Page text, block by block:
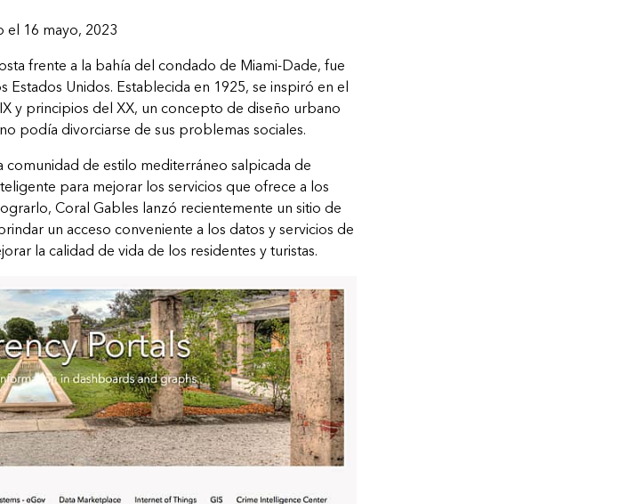
el 16 mayo, 2023
frente a la bahía del condado de Miami-Dade, fue
Unidos. Establecida en 1925, se inspiró en el
y principios del XX, un concepto de diseño urbano
podía divorciarse de sus problemas sociales.
de estilo mediterráneo salpicada de
para mejorar los servicios que ofrece a los
Coral Gables lanzó recientemente un sitio de
un acceso conveniente a los datos y servicios de
la calidad de vida de los residentes y turistas.